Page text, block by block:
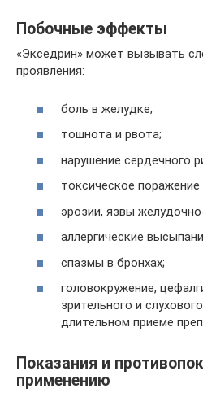
Побочные эффекты
«Экседрин» может вызывать
проявления:
боль в желудке;
тошнота и рвота;
нарушение сердечного
токсическое поражение
эрозии, язвы
аллергические
спазмы в бронхах;
головокружение,
зрительного и
длительном приеме
Показания и
применению